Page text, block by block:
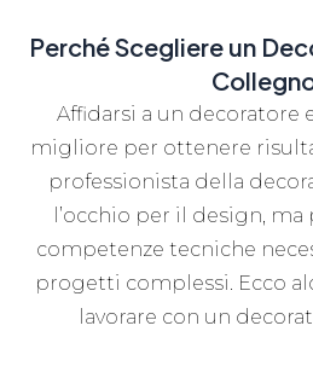
Perché Scegliere un
Affidarsi a un decoratore
migliore per ottenere
professionista della
l’occhio per il design,
competenze tecniche
progetti complessi. Ecco
lavorare con un